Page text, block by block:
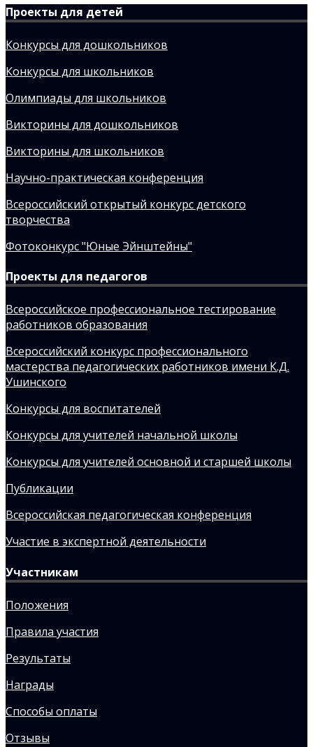
Проекты для детей
Конкурсы для дошкольников
Конкурсы для школьников
Олимпиады для школьников
Викторины для дошкольников
Викторины для школьников
Научно-практическая конференция
Всероссийский открытый конкурс детского
творчества
Фотоконкурс "Юные Эйнштейны"
Проекты для педагогов
Всероссийское профессиональное тестирование
работников образования
Всероссийский конкурс профессионального
мастерства педагогических работников имени К.Д.
Ушинского
Конкурсы для воспитателей
Конкурсы для учителей начальной школы
Конкурсы для учителей основной и старшей школы
Публикации
Всероссийская педагогическая конференция
Участие в экспертной деятельности
Участникам
Положения
Правила участия
Результаты
Награды
Способы оплаты
Отзывы